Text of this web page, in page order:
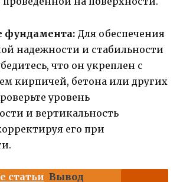
фундамента: Для обеспечения
надежности и стабильности
что он укреплен с
кирпичей, бетона или других
уровень
и вертикальность
его при
статьи Вывод